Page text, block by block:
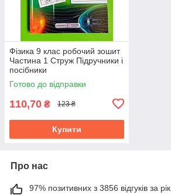
Фізика 9 клас робочий зошит
Частина 1 Струж Підручники і
посібники
Готово до відправки
110,70 ₴ 123 ₴
Купити
Про нас
97% позитивних з 3856 відгуків за рік